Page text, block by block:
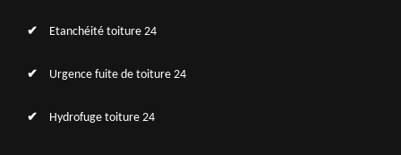
Etanchéité toiture 24
Urgence fuite de toiture 24
Hydrofuge toiture 24